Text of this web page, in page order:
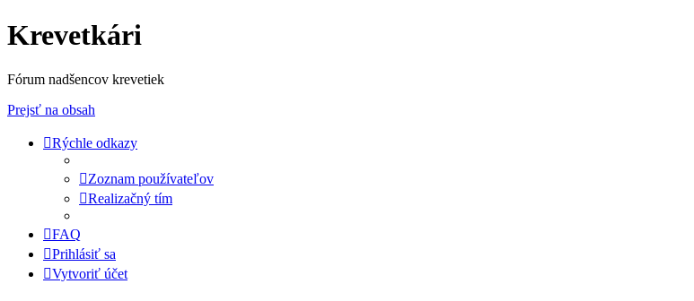
Krevetkári
Fórum nadšencov krevetiek
Prejsť na obsah
Rýchle odkazy
Zoznam používateľov
Realizačný tím
FAQ
Prihlásiť sa
Vytvoriť účet